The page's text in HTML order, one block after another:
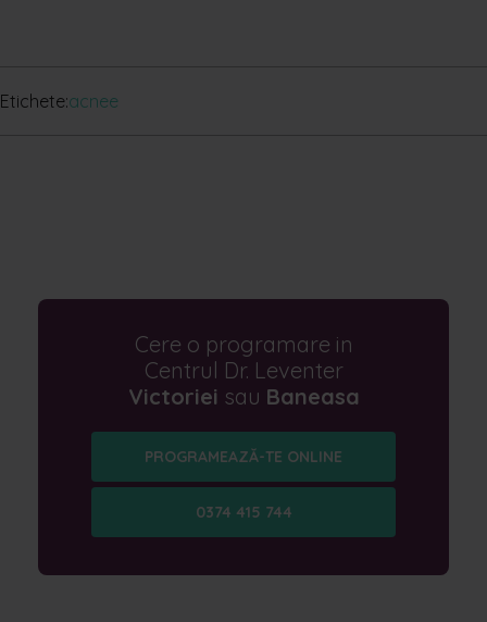
Etichete:acnee
Cere o programare in
Centrul Dr. Leventer
Victoriei sau Baneasa
PROGRAMEAZĂ-TE ONLINE
0374 415 744